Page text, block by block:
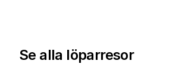
Se alla löparresor